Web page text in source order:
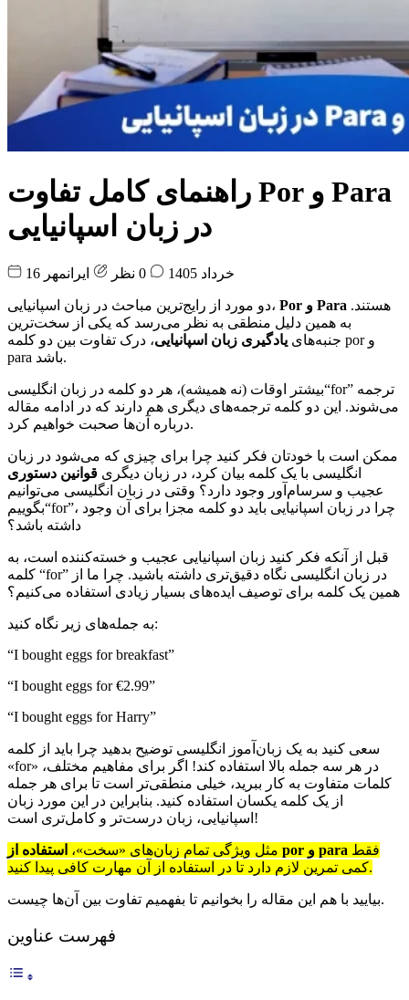
راهنمای کامل تفاوت Por و Para
در زبان اسپانیایی
16 خرداد 1405 ایرانمهر
دو مورد از رایج‌ترین مباحث در زبان اسپانیایی، Por و Para
به همین دلیل منطقی به نظر می‌رسد که یکی از سخت‌ترین
جنبه‌های یادگیری زبان اسپانیایی، درک تفاوت بین دو کلمه por و
para باشد.
بیشتر اوقات (نه همیشه)، هر دو کلمه در زبان انگلیسی“for” ترجمه
می‌شوند. این دو کلمه ترجمه‌های دیگری هم دارند که در ادامه مقاله
درباره آن‌ها صحبت خواهیم کرد.
ممکن است با خودتان فکر کنید چرا برای چیزی که می‌شود در زبان
انگلیسی با یک کلمه بیان کرد، در زبان دیگری قوانین دستوری
عجیب و سرسام‌آور وجود دارد؟ وقتی در زبان انگلیسی می‌توانیم
بگوییم“for”، چرا در زبان اسپانیایی باید دو کلمه مجزا برای آن وجود
داشته باشد؟
قبل از آنکه فکر کنید زبان اسپانیایی عجیب و خسته‌کننده است، به
کلمه “for” در زبان انگلیسی نگاه دقیق‌تری داشته باشید. چرا ما از
همین یک کلمه برای توصیف ایده‌های بسیار زیادی استفاده می‌کنیم؟
به جمله‌های زیر نگاه کنید:
“I bought eggs for breakfast”
“I bought eggs for €2.99”
“I bought eggs for Harry”
سعی کنید به یک زبان‌آموز انگلیسی توضیح بدهید چرا باید از کلمه
«for» در هر سه جمله بالا استفاده کند! اگر برای مفاهیم مختلف،
کلمات متفاوت به کار ببرید، خیلی منطقی‌تر است تا برای هر جمله
از یک کلمه یکسان استفاده کنید. بنابراین در این مورد زبان
اسپانیایی، زبان درست‌تر و کامل‌تری است!
مثل ویژگی تمام زبان‌های «سخت»، استفاده از por و para
کمی تمرین لازم دارد تا در استفاده از آن مهارت کافی پیدا کنید.
بیایید با هم این مقاله را بخوانیم تا بفهمیم تفاوت بین آن‌ها چیست.
فهرست عناوین